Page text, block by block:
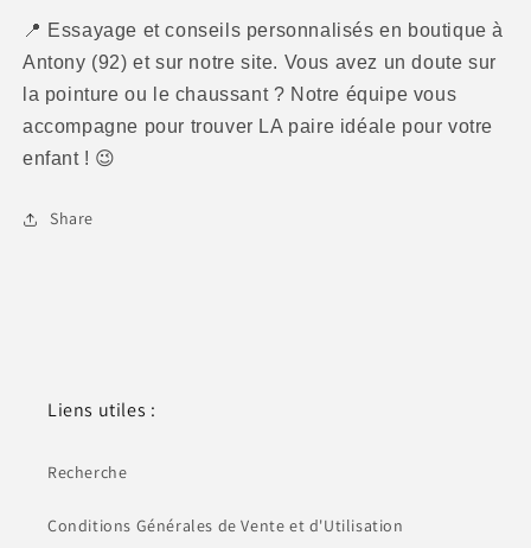
📍 Essayage et conseils personnalisés en boutique à
Antony (92) et sur notre site. Vous avez un doute sur
la pointure ou le chaussant ? Notre équipe vous
accompagne pour trouver LA paire idéale pour votre
enfant ! 😉
Share
Liens utiles :
Recherche
Conditions Générales de Vente et d'Utilisation